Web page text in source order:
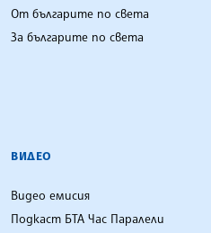
От българите по света
За българите по света
ВИДЕО
Видео емисия
Подкаст БТА Час Паралели